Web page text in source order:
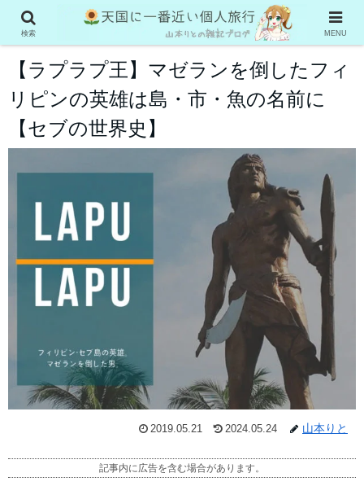
フィリピン・セブ島旅行
【ラプラプ王】マゼランを倒したフィ
リピンの英雄は島・市・魚の名前に
【セブの世界史】
2019.05.21 2024.05.24 山本りと
記事内に広告を含む場合があります。
検索 MENU